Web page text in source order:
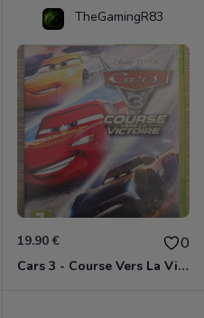
TheGamingR83
19.90 € 0
Cars 3 - Course Vers La Victoire Xbox 360